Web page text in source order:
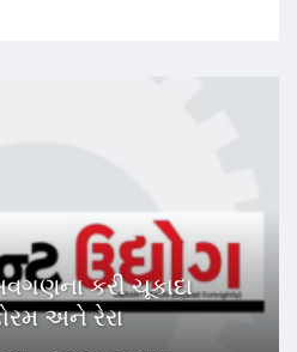
કરી ચૂકાદા
અને રેરા